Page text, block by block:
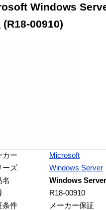
Windows
(R18-00910)
カー
Microsoft
ーズ
Windows Server
名
Windows
R18-00910
条件
メーカー保証